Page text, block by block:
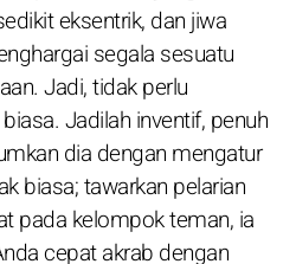
eksentrik, dan jiwa
segala sesuatu
Jadi, tidak perlu
Jadilah inventif, penuh
dia dengan mengatur
biasa; tawarkan pelarian
pada kelompok teman, ia
cepat akrab dengan